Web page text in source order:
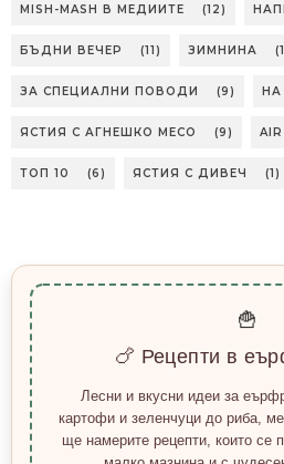
MISH-MASH В МЕДИИТЕ (12)
БЪДНИ ВЕЧЕР (11) ЗИМНИНА
ЗА СПЕЦИАЛНИ ПОВОДИ (9) НА
ЯСТИЯ С АГНЕШКО МЕСО (9) AIR
ТОП 10 (6) ЯСТИЯ С ДИВЕЧ (1)
🍟
🍗 Рецепти в
Лесни и вкусни идеи за
картофи и зеленчуци до риба,
ще намерите рецепти, които се